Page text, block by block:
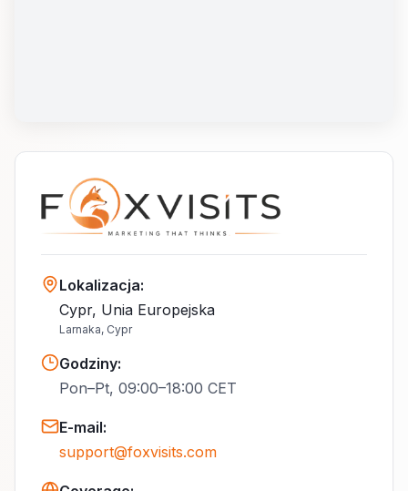
Lokalizacja:
Cypr, Unia Europejska
Larnaka, Cypr
Godziny:
Pon–Pt, 09:00–18:00 CET
E-mail:
support@foxvisits.com